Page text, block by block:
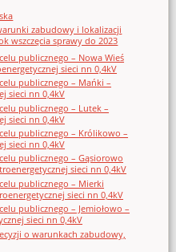
zabudowy i lokalizacji
wszczęcia sprawy do 2023
publicznego – Nowa Wieś
sieci nn 0,4kV
publicznego – Mańki –
sieci nn 0,4kV
publicznego – Lutek –
sieci nn 0,4kV
publicznego – Królikowo –
sieci nn 0,4kV
publicznego – Gąsiorowo
sieci nn 0,4kV
publicznego – Mierki
sieci nn 0,4kV
publicznego – Jemiołowo –
sieci nn 0,4kV
o warunkach zabudowy,